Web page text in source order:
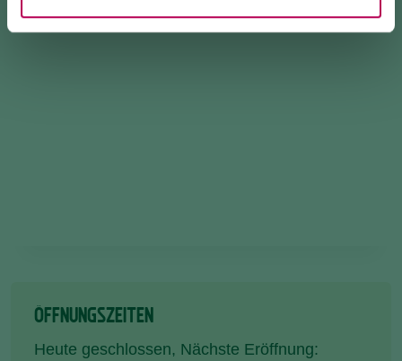
ÖFFNUNGSZEITEN
Heute geschlossen, Nächste Eröffnung: